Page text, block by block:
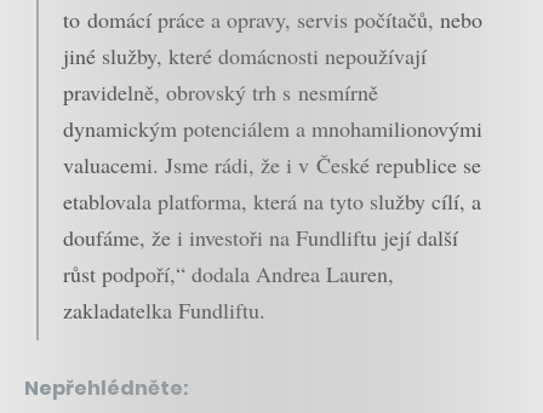
to domácí práce a opravy, servis počítačů, nebo
jiné služby, které domácnosti nepoužívají
pravidelně, obrovský trh s nesmírně
dynamickým potenciálem a mnohamilionovými
valuacemi. Jsme rádi, že i v České republice se
etablovala platforma, která na tyto služby cílí, a
doufáme, že i investoři na Fundliftu její další
růst podpoří,“ dodala Andrea Lauren,
zakladatelka Fundliftu.
Nepřehlédněte: